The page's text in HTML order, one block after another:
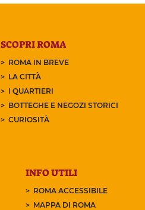
SCOPRI ROMA
ROMA IN BREVE
LA CITTÀ
I QUARTIERI
BOTTEGHE E NEGOZI STORICI
CURIOSITÀ
INFO UTILI
ROMA ACCESSIBILE
MAPPA DI ROMA